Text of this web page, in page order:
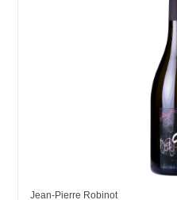
Jean-Pierre Robinot